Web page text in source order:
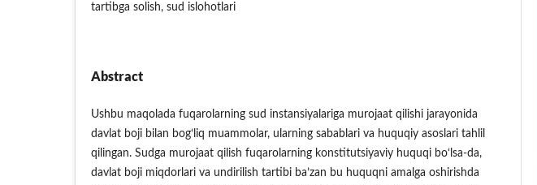
tartibga solish, sud islohotlari
Abstract
Ushbu maqolada fuqarolarning sud instansiyalariga murojaat qilishi jarayonida
davlat boji bilan bog‘liq muammolar, ularning sabablari va huquqiy asoslari tahlil
qilingan. Sudga murojaat qilish fuqarolarning konstitutsiyaviy huquqi bo‘lsa-da,
davlat boji miqdorlari va undirilish tartibi ba’zan bu huquqni amalga oshirishda